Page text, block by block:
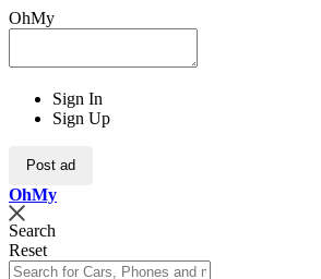
OhMy
Sign In
Sign Up
Post ad
OhMy
Search
Reset